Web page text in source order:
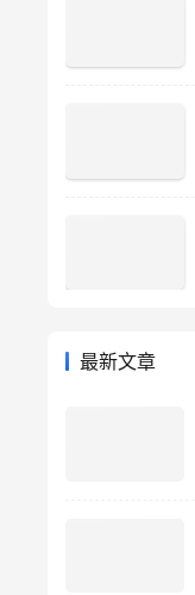
最新文章